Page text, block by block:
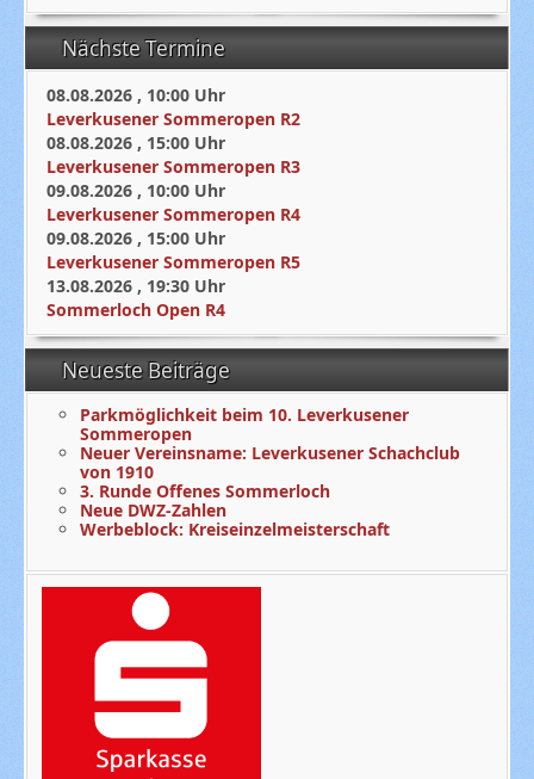
Nächste Termine
08.08.2026 , 10:00 Uhr
Leverkusener Sommeropen R2
08.08.2026 , 15:00 Uhr
Leverkusener Sommeropen R3
09.08.2026 , 10:00 Uhr
Leverkusener Sommeropen R4
09.08.2026 , 15:00 Uhr
Leverkusener Sommeropen R5
13.08.2026 , 19:30 Uhr
Sommerloch Open R4
Neueste Beiträge
Parkmöglichkeit beim 10. Leverkusener
Sommeropen
Neuer Vereinsname: Leverkusener Schachclub
von 1910
3. Runde Offenes Sommerloch
Neue DWZ-Zahlen
Werbeblock: Kreiseinzelmeisterschaft